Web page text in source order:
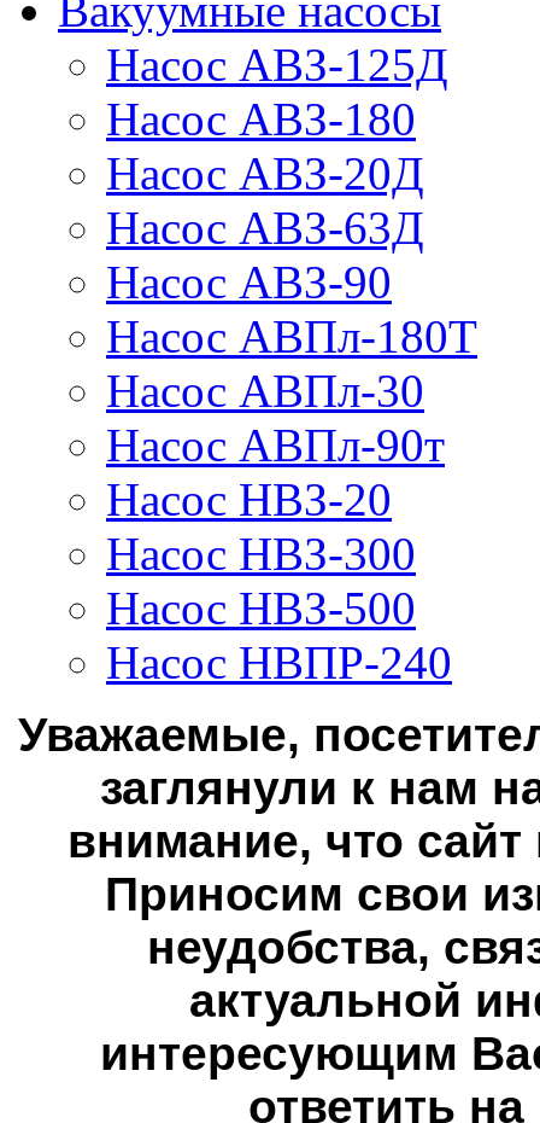
Насос АВЗ-125Д
Насос АВЗ-180
Насос АВЗ-20Д
Насос АВЗ-63Д
Насос АВЗ-90
Насос АВПл-180Т
Насос АВПл-30
Насос АВПл-90т
Насос НВЗ-20
Насос НВЗ-300
Насос НВЗ-500
Насос НВПР-240
Уважаемые,
заглянули к нам
внимание, что сайт
Приносим свои
неудобства,
актуальной
интересующим
ответить